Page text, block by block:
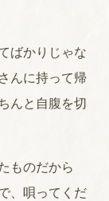
ばかりじゃな
んに持って帰
んと自腹を切
ものだから
、唄ってくだ